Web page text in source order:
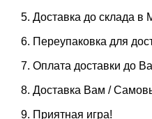
Доставка до склада в
Переупаковка для
Оплата доставки до
Доставка Вам /
Приятная игра!